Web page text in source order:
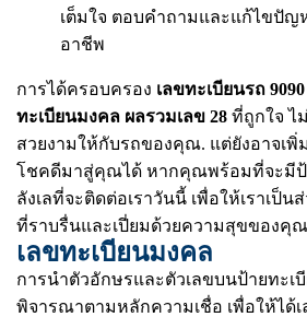
เต็มใจ ตอบคำถามและแก้ไขปั
อาชีพ
การได้ครอบครอง เลขทะเบียนรถ
ทะเบียนมงคล ผลรวมเลข 28 ที่ถูกใจ ไ
สวยงามให้กับรถของคุณ. แต่ยังอาจเ
โชคดีมาสู่คุณได้ หากคุณพร้อมที่จะมีป้
ลังเลที่จะติดต่อเราวันนี้ เพื่อให้เราเป็น
ที่ราบรื่นและเปี่ยมด้วยความสุขของคุณ
เลขทะเบียนมงคล
การนำตัวอักษรและตัวเลขบนป้ายทะ
พิจารณาตามหลักความเชื่อ เพื่อให้ได้